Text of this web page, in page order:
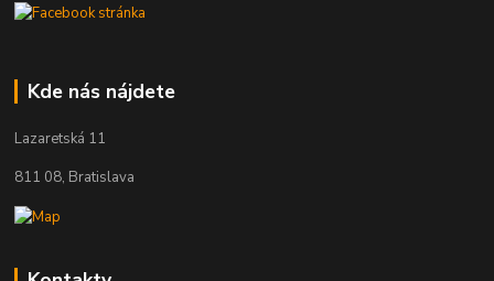
Kde nás nájdete
Lazaretská 11
811 08, Bratislava